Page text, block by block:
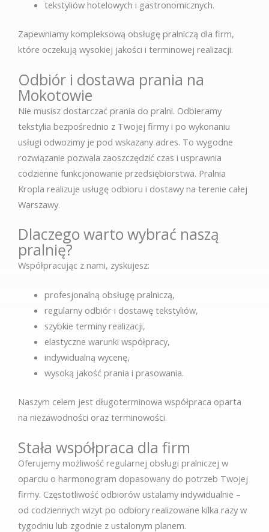
tekstyliów hotelowych i gastronomicznych.
Zapewniamy kompleksową obsługę pralniczą dla firm,
które oczekują wysokiej jakości i terminowej realizacji.
Odbiór i dostawa prania na
Mokotowie
Nie musisz dostarczać prania do pralni. Odbieramy
tekstylia bezpośrednio z Twojej firmy i po wykonaniu
usługi odwozimy je pod wskazany adres. To wygodne
rozwiązanie pozwala zaoszczędzić czas i usprawnia
codzienne funkcjonowanie przedsiębiorstwa. Pralnia
Kropla realizuje usługę odbioru i dostawy na terenie całej
Warszawy.
Dlaczego warto wybrać naszą
pralnię?
Współpracując z nami, zyskujesz:
profesjonalną obsługę pralniczą,
regularny odbiór i dostawę tekstyliów,
szybkie terminy realizacji,
elastyczne warunki współpracy,
indywidualną wycenę,
wysoką jakość prania i prasowania.
Naszym celem jest długoterminowa współpraca oparta
na niezawodności oraz terminowości.
Stała współpraca dla firm
Oferujemy możliwość regularnej obsługi pralniczej w
oparciu o harmonogram dopasowany do potrzeb Twojej
firmy. Częstotliwość odbiorów ustalamy indywidualnie –
od codziennych wizyt po odbiory realizowane kilka razy w
tygodniu lub zgodnie z ustalonym planem.